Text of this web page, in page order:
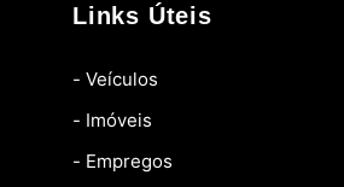
Links Úteis
- Veículos
- Imóveis
- Empregos